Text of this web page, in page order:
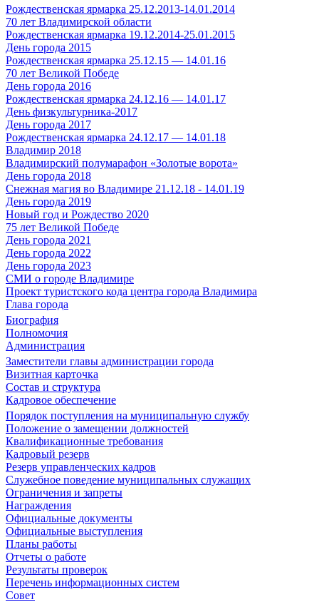
Рождественская ярмарка 25.12.2013-14.01.2014
70 лет Владимирской области
Рождественская ярмарка 19.12.2014-25.01.2015
День города 2015
Рождественская ярмарка 25.12.15 — 14.01.16
70 лет Великой Победе
День города 2016
Рождественская ярмарка 24.12.16 — 14.01.17
День физкультурника-2017
День города 2017
Рождественская ярмарка 24.12.17 — 14.01.18
Владимир 2018
Владимирский полумарафон «Золотые ворота»
День города 2018
Снежная магия во Владимире 21.12.18 - 14.01.19
День города 2019
Новый год и Рождество 2020
75 лет Великой Победе
День города 2021
День города 2022
День города 2023
СМИ о городе Владимире
Проект туристского кода центра города Владимира
Глава города
Биография
Полномочия
Администрация
Заместители главы администрации города
Визитная карточка
Состав и структура
Кадровое обеспечение
Порядок поступления на муниципальную службу
Положение о замещении должностей
Квалификационные требования
Кадровый резерв
Резерв управленческих кадров
Служебное поведение муниципальных служащих
Ограничения и запреты
Награждения
Официальные документы
Официальные выступления
Планы работы
Отчеты о работе
Результаты проверок
Перечень информационных систем
Совет